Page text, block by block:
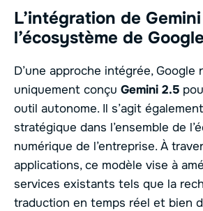
L’intégration de
l’écosystème de Google
D’une approche intégrée, Google
uniquement conçu Gemini 2.5
outil autonome. Il s’agit
stratégique dans l’ensemble de
numérique de l’entreprise. À
applications, ce modèle vise à
services existants tels que la
traduction en temps réel et bien